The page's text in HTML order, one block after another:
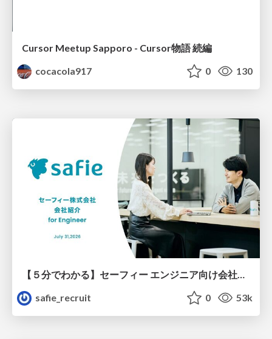
Cursor Meetup Sapporo - Cursor物語 続編
cocacola917
0 130
safie_recruit
0 53k